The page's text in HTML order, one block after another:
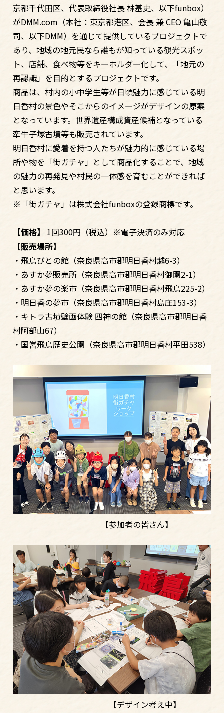
京都千代田区、代表取締役社長 林基史、以下funbox）
がDMM.com（本社：東京都港区、会長 兼 CEO 亀山敬
司、以下DMM）を通じて提供しているプロジェクトで
あり、地域の地元民なら誰もが知っている観光スポッ
ト、店舗、食べ物等をキーホルダー化して、「地元の
再認識」を目的とするプロジェクトです。
商品は、村内の小中学生等が日頃魅力に感じている明
日香村の景色やそこからのイメージがデザインの原案
となっています。世界遺産構成資産候補となっている
牽牛子塚古墳等も販売されています。
明日香村に愛着を持つ人たちが魅力的に感じている場
所や物を「街ガチャ」として商品化することで、地域
の魅力の再発見や村民の一体感を育むことができれば
と思います。
※「街ガチャ」は株式会社funboxの登録商標です。
【価格】 1回300円（税込）※電子決済のみ対応
【販売場所】
・飛鳥びとの館（奈良県高市郡明日香村越6-3）
・あすか夢販売所（奈良県高市郡明日香村御園2-1）
・あすか夢の楽市（奈良県高市郡明日香村飛鳥225-2）
・明日香の夢市（奈良県高市郡明日香村島庄153-3）
・キトラ古墳壁画体験 四神の館（奈良県高市郡明日香
村阿部山67）
・国営飛鳥歴史公園（奈良県高市郡明日香村平田538）
【参加者の皆さん】
【デザイン考え中】